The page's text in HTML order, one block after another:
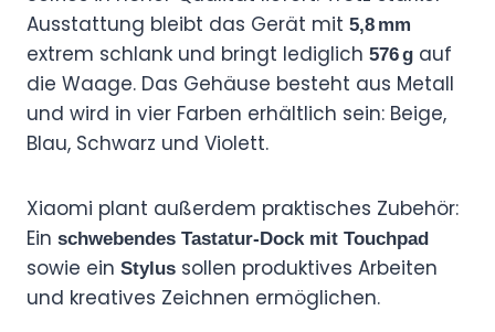
Ausstattung bleibt das Gerät mit 5,8 mm
extrem schlank und bringt lediglich 576 g auf
die Waage. Das Gehäuse besteht aus Metall
und wird in vier Farben erhältlich sein: Beige,
Blau, Schwarz und Violett.
Xiaomi plant außerdem praktisches Zubehör:
Ein schwebendes Tastatur-Dock mit Touchpad
sowie ein Stylus sollen produktives Arbeiten
und kreatives Zeichnen ermöglichen.